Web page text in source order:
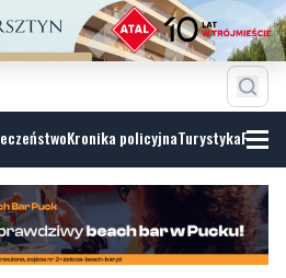
Kronika policyjnaTurystyka
może być